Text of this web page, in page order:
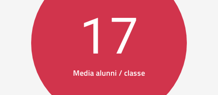
17
Media alunni / classe